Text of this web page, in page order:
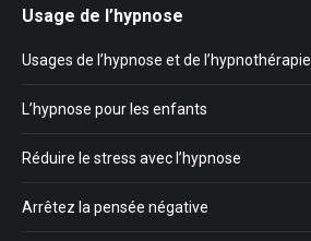
Usage de l’hypnose
Usages de l’hypnose et de l’hypnothérapie
L’hypnose pour les enfants
Réduire le stress avec l’hypnose
Arrêtez la pensée négative